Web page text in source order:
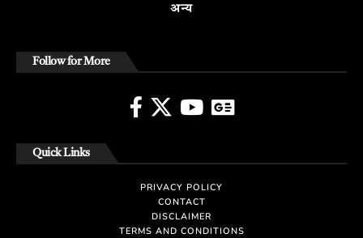
अन्य
Follow for More
Quick Links
PRIVACY POLICY
CONTACT
DISCLAIMER
TERMS AND CONDITIONS